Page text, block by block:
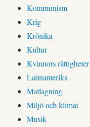
Kommunism
Krig
Krönika
Kultur
Kvinnors rättigheter
Latinamerika
Matlagning
Miljö och klimat
Musik